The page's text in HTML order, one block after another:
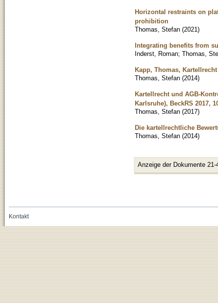
Horizontal restraints on
prohibition
Thomas, Stefan (2021)
Integrating benefits from
Inderst, Roman; Thomas,
Kapp, Thomas,
Thomas, Stefan (2014)
Kartellrecht und AGB-
Karlsruhe), BeckRS 2017,
Thomas, Stefan (2017)
Die kartellrechtliche
Thomas, Stefan (2014)
Anzeige der Dokumente 21-
Kontakt